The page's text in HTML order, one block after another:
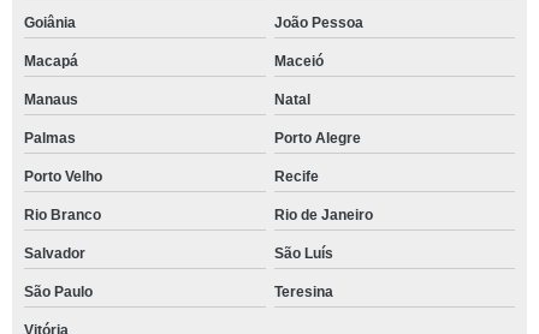
Goiânia João Pessoa
Macapá Maceió
Manaus Natal
Palmas Porto Alegre
Porto Velho Recife
Rio Branco Rio de Janeiro
Salvador São Luís
São Paulo Teresina
Vitória